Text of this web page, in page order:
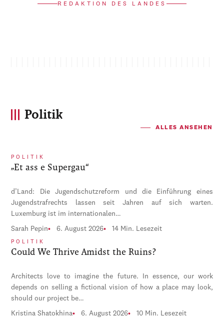
REDAKTION DES LANDES
Politik
ALLES ANSEHEN
POLITIK
„Et ass e Supergau“
d’Land: Die Jugendschutzreform und die Einführung eines
Jugendstrafrechts lassen seit Jahren auf sich warten.
Luxemburg ist im internationalen…
Sarah Pepin 6. August 2026 14 Min. Lesezeit
POLITIK
Could We Thrive Amidst the Ruins?
Architects love to imagine the future. In essence, our work
depends on selling a fictional vision of how a place may look,
should our project be…
Kristina Shatokhina 6. August 2026 10 Min. Lesezeit